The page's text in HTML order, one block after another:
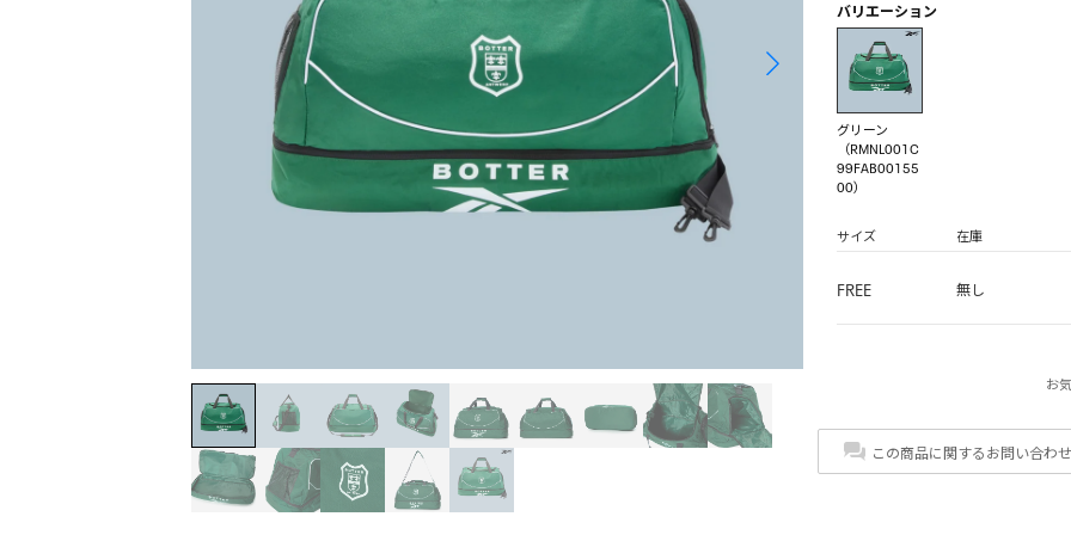
バリエーション
グリーン
（RMNL001C
99FAB00155
00）
サイズ 在庫
FREE 無し
お
この商品に関するお問い合わせ